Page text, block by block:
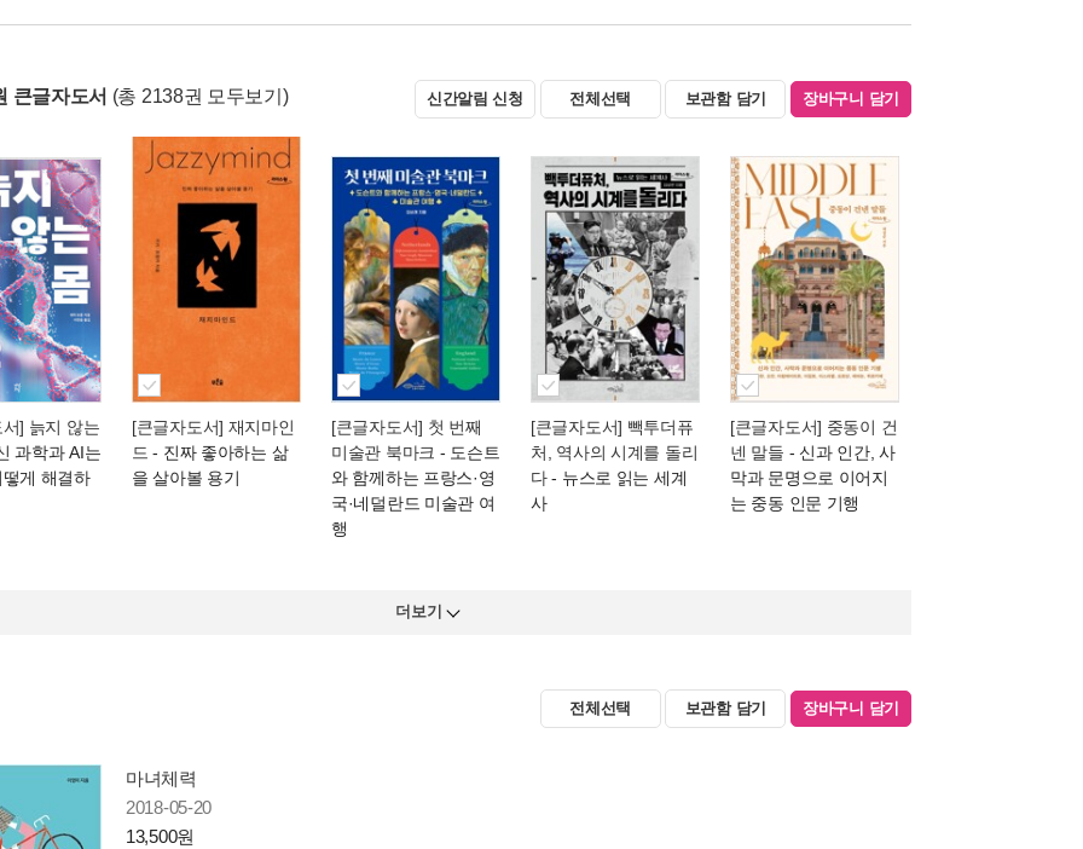
큰글자도서 (총 2138권 모두보기) 신간알림 신청 전체선택 보관함 담기 장바구니 담기
] 늙지 않는
과학과 AI는
게 해결하
[큰글자도서] 재지마인
드 - 진짜 좋아하는 삶
을 살아볼 용기
[큰글자도서] 첫 번째
미술관 북마크 - 도슨트
와 함께하는 프랑스·영
국·네덜란드 미술관 여
행
[큰글자도서] 빽투더퓨
처, 역사의 시계를 돌리
다- 뉴스로 읽는 세계
사
[큰글자도서] 중동이 건
넨 말들 - 신과 인간, 사
막과 문명으로 이어지
는 중동 인문 기행
더보기
전체선택 보관함 담기 장바구니 담기
마녀체력
2018-05-20
13,500원